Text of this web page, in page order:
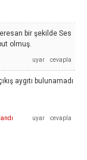
bir şekilde Ses
olmuş.
aygıtı bulunamadı